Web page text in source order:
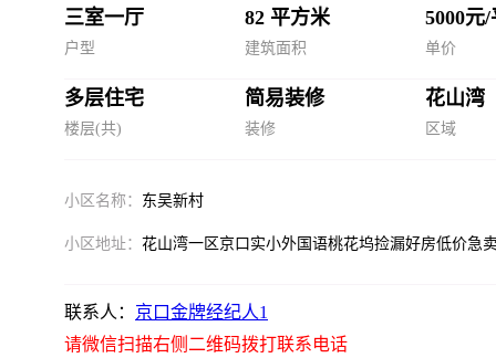
三室一厅 82 平方米 5000元
户型 建筑面积 单价
多层住宅 简易装修 花山湾
楼层(共) 装修 区域
小区名称： 东吴新村
小区地址： 花山湾一区京口实小外国语桃花坞捡漏好房低价急
联系人： 京口金牌经纪人1
请微信扫描右侧二维码拨打联系电话